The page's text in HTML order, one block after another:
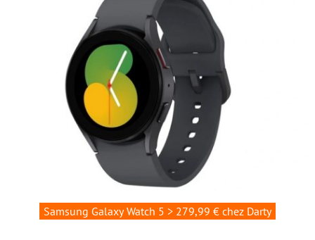
Samsung Galaxy Watch 5 > 279,99 € chez Darty